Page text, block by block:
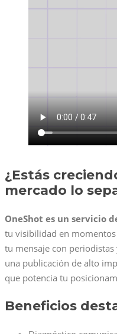
¿Estás
mercado lo
OneShot es un servicio
tu visibilidad en
tu mensaje con
una publicación de alto
que potencia tu
Beneficios